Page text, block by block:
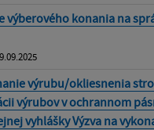
výberového konania na
výrubu/okliesnenia
výrubov v ochrannom
vyhlášky Výzva na